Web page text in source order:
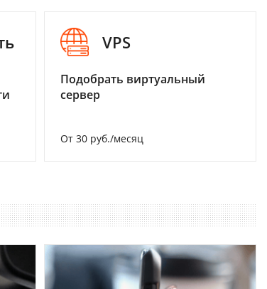
VPS
Подобрать виртуальный
сервер
От 30 руб./месяц